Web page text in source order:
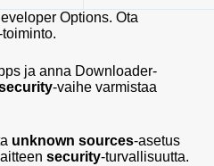
Options. Ota
ja anna Downloader-
-vaihe varmistaa
unknown sources-asetus
security-turvallisuutta.